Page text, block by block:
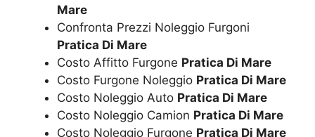
Mare
Confronta Prezzi Noleggio Furgoni
Pratica Di Mare
Costo Affitto Furgone Pratica Di Mare
Costo Furgone Noleggio Pratica Di Mare
Costo Noleggio Auto Pratica Di Mare
Costo Noleggio Camion Pratica Di Mare
Costo Noleggio Furgone Pratica Di Mare